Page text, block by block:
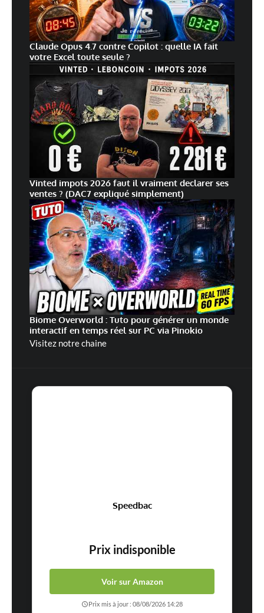
Claude Opus 4.7 contre Copilot : quelle IA fait
votre Excel toute seule ?
Vinted impots 2026 faut il vraiment declarer ses
ventes ? (DAC7 expliqué simplement)
Biome Overworld : Tuto pour générer un monde
interactif en temps réel sur PC via Pinokio
Visitez notre chaine
Speedbac
Prix indisponible
Voir sur Amazon
Prix mis à jour : 08/08/2026 14:28